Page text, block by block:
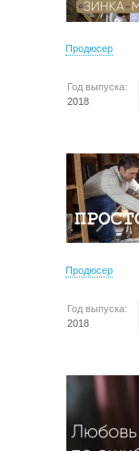
Продюсер
Год выпуска:
2018
Продюсер
Год выпуска:
2018